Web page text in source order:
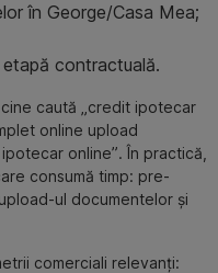
în George/Casa Mea;
contractuală.
caută „credit ipotecar
online upload
online”. În practică,
consumă timp: pre-
ul documentelor și
comerciali relevanți: